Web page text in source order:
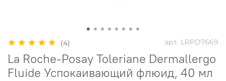
(4) арт. LRPD7669
La Roche-Posay Toleriane Dermallergo
Fluide Успокаивающий флюид, 40 мл